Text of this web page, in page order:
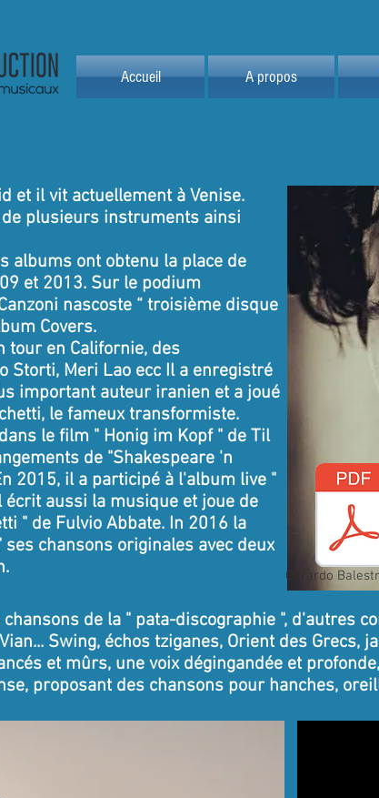
Accueil A propos
et il vit actuellement à Venise.
plusieurs instruments ainsi
albums ont obtenu la place de
et 2013. Sur le podium
nascoste “ troisième disque
Covers.
tour en Californie, des
Storti, Meri Lao ecc Il a enregistré
important auteur iranien et a joué
le fameux transformiste.
le film " Honig im Kopf " de Til
de "Shakespeare 'n
2015, il a participé à l'album live "
aussi la musique et joue de
" de Fulvio Abbate. In 2016 la
chansons originales avec deux
Gerardo
de la " pata-discographie ", d'autres
Swing, échos tziganes, Orient des Grecs,
et mûrs, une voix dégingandée et
proposant des chansons pour hanches,